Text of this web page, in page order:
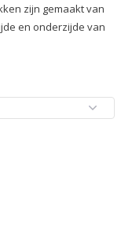
zijn gemaakt van
en onderzijde van